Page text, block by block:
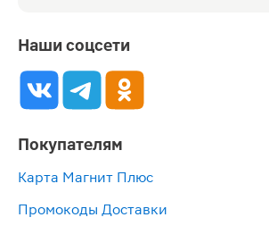
Наши соцсети
Покупателям
Карта Магнит Плюс
Промокоды Доставки